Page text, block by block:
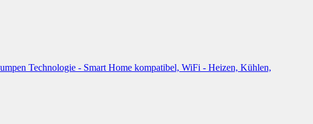
Technologie - Smart Home kompatibel, WiFi - Heizen, Kühlen,